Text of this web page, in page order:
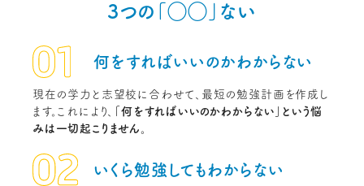
3つの「◯◯」ない
何をすればいいのか わからない
現在の学力と志望校に合わせて、最短の勉強計画を作成し
ます。これにより、
「何をすればいいのかわからない」という悩
みは一切起こりません。
いくら勉強しても わからない